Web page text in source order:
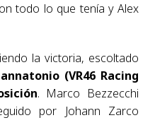
todo lo que tenía y Alex
la victoria, escoltado
(VR46 Racing
. Marco Bezzecchi
por Johann Zarco